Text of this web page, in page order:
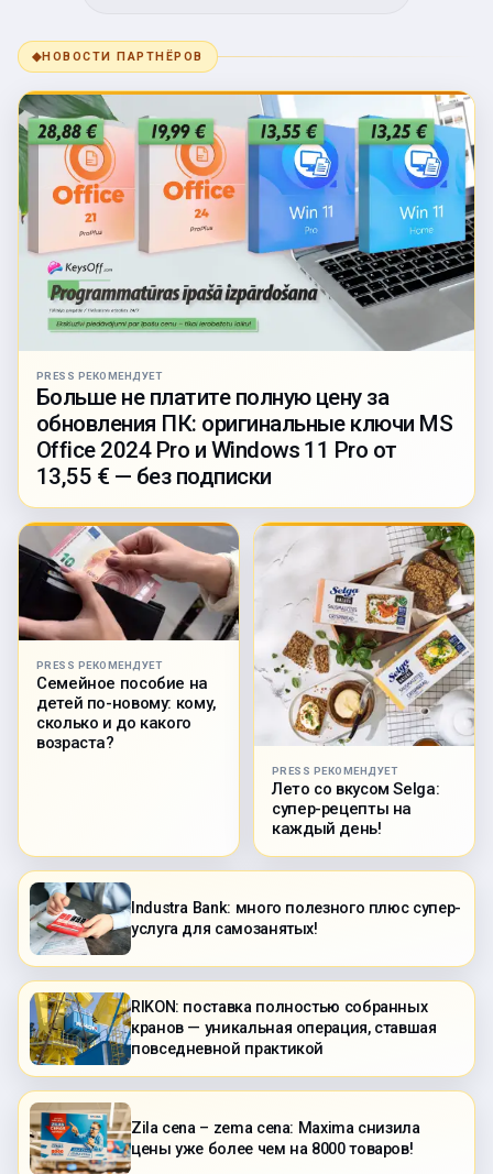
◆НОВОСТИ ПАРТНЁРОВ
PRESS РЕКОМЕНДУЕТ
Больше не платите полную цену за
обновления ПК: оригинальные ключи MS
Office 2024 Pro и Windows 11 Pro от
13,55 € — без подписки
PRESS РЕКОМЕНДУЕТ
Семейное пособие на
детей по-новому: кому,
сколько и до какого
возраста?
PRESS РЕКОМЕНДУЕТ
Лето со вкусом Selga:
супер-рецепты на
каждый день!
Industra Bank: много полезного плюс супер-
услуга для самозанятых!
RIKON: поставка полностью собранных
кранов — уникальная операция, ставшая
повседневной практикой
Zila cena – zema cena: Maxima снизила
цены уже более чем на 8000 товаров!